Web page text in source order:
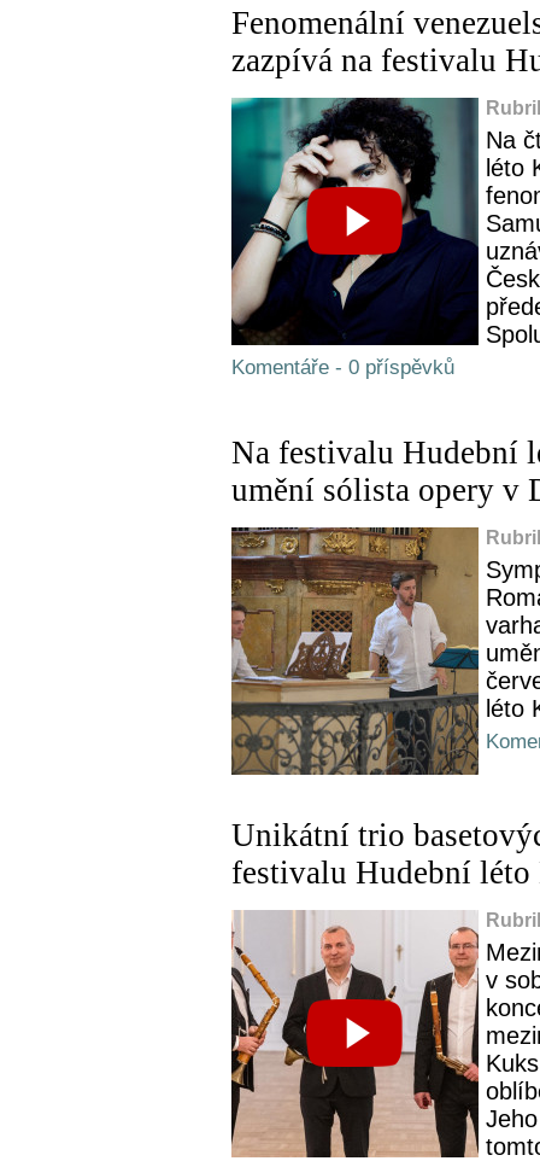
Fenomenální
zazpívá na festivalu
Na
léto
Komentáře - 0 příspěvků
Na festivalu Hudební
umění sólista opery v
léto
Unikátní trio
festivalu Hudební léto
v